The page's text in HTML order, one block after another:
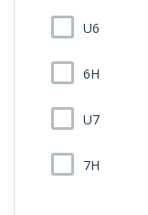
U6
6H
U7
7H